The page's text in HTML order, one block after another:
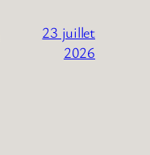
23 juillet
2026